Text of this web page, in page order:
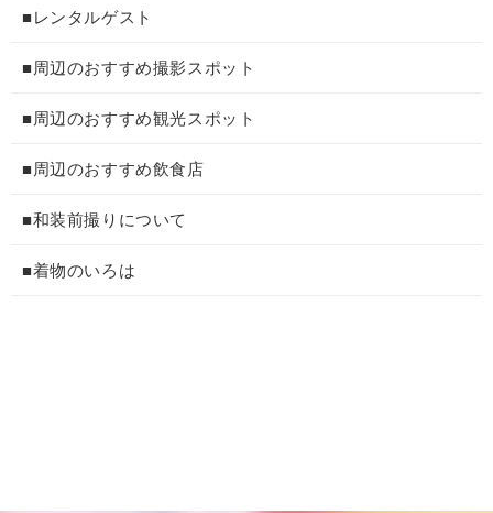
■レンタルゲスト
■周辺のおすすめ撮影スポット
■周辺のおすすめ観光スポット
■周辺のおすすめ飲食店
■和装前撮りについて
■着物のいろは